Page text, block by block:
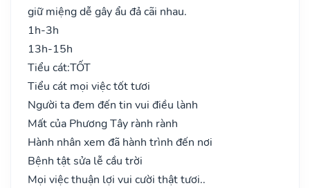
giữ miệng dễ gây ẩu đả cãi nhau.
1h-3h
13h-15h
Tiểu cát:TỐT
Tiểu cát mọi việc tốt tươi
Người ta đem đến tin vui điều lành
Mất của Phương Tây rành rành
Hành nhân xem đã hành trình đến nơi
Bệnh tật sửa lễ cầu trời
Mọi việc thuận lợi vui cười thật tươi..